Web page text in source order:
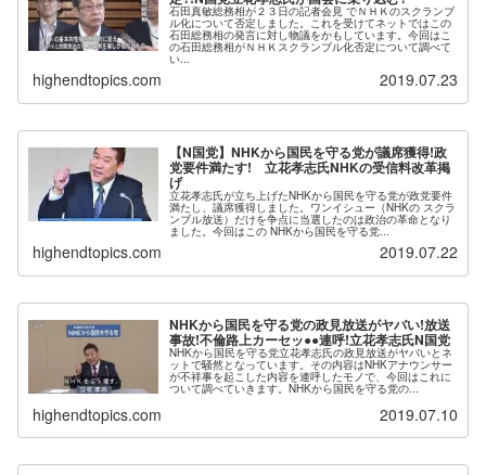
石田真敏総務相が２３日の記者会見 でＮＨＫのスクランブ
ル化について否定しました。これを受けてネットではこの
石田総務相の発言に対し物議をかもしています。今回はこ
の石田総務相がＮＨＫスクランブル化否定について調べて
い...
highendtopics.com 2019.07.23
【N国党】NHKから国民を守る党が議席獲得!政
党要件満たす! 立花孝志氏NHKの受信料改革掲
げ
立花孝志氏が立ち上げたNHKから国民を守る党が政党要件
満たし、議席獲得しました。ワンイシュー（NHKの スクラ
ンブル放送）だけを争点に当選したのは政治の革命となり
ました。今回はこの NHKから国民を守る党...
highendtopics.com 2019.07.22
NHKから国民を守る党の政見放送がヤバい!放送
事故!不倫路上カーセッ●●連呼!立花孝志氏N国党
NHKから国民を守る党立花孝志氏の政見放送がヤバいとネ
ットで騒然となっています。その内容はNHKアナウンサー
が不祥事を起こした内容を連呼したモノで、今回はこれに
ついて調べていきます。NHKから国民を守る党の...
highendtopics.com 2019.07.10